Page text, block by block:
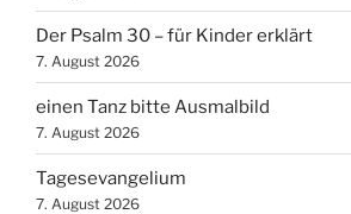
Der Psalm 30 – für Kinder erklärt
7. August 2026
einen Tanz bitte Ausmalbild
7. August 2026
Tagesevangelium
7. August 2026